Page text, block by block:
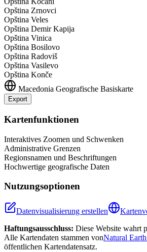
Opština Zrnovci
Opština Veles
Opština Demir Kapija
Opština Vinica
Opština Bosilovo
Opština Radoviš
Opština Vasilevo
Opština Konče
Macedonia Geografische Basiskarte
Export
+
Kartenfunktionen
Interaktives Zoomen und Schwenken
Administrative Grenzen
Regionsnamen und Beschriftungen
Hochwertige geografische Daten
Nutzungsoptionen
Datenvisualisierung erstellen
Haftungsausschluss: Diese Website wahrt
Alle Kartendaten stammen vonNatural
öffentlichen Kartendatensatz.